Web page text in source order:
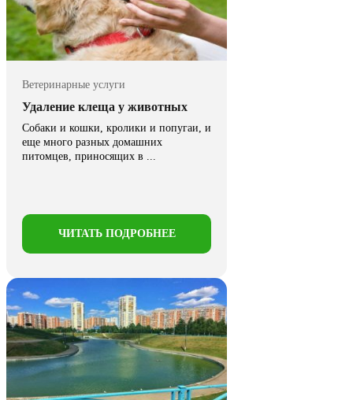
Ветеринарные услуги
Удаление клеща у животных
Собаки и кошки, кролики и попугаи, и
еще много разных домашних
питомцев, приносящих в ...
ЧИТАТЬ ПОДРОБНЕЕ